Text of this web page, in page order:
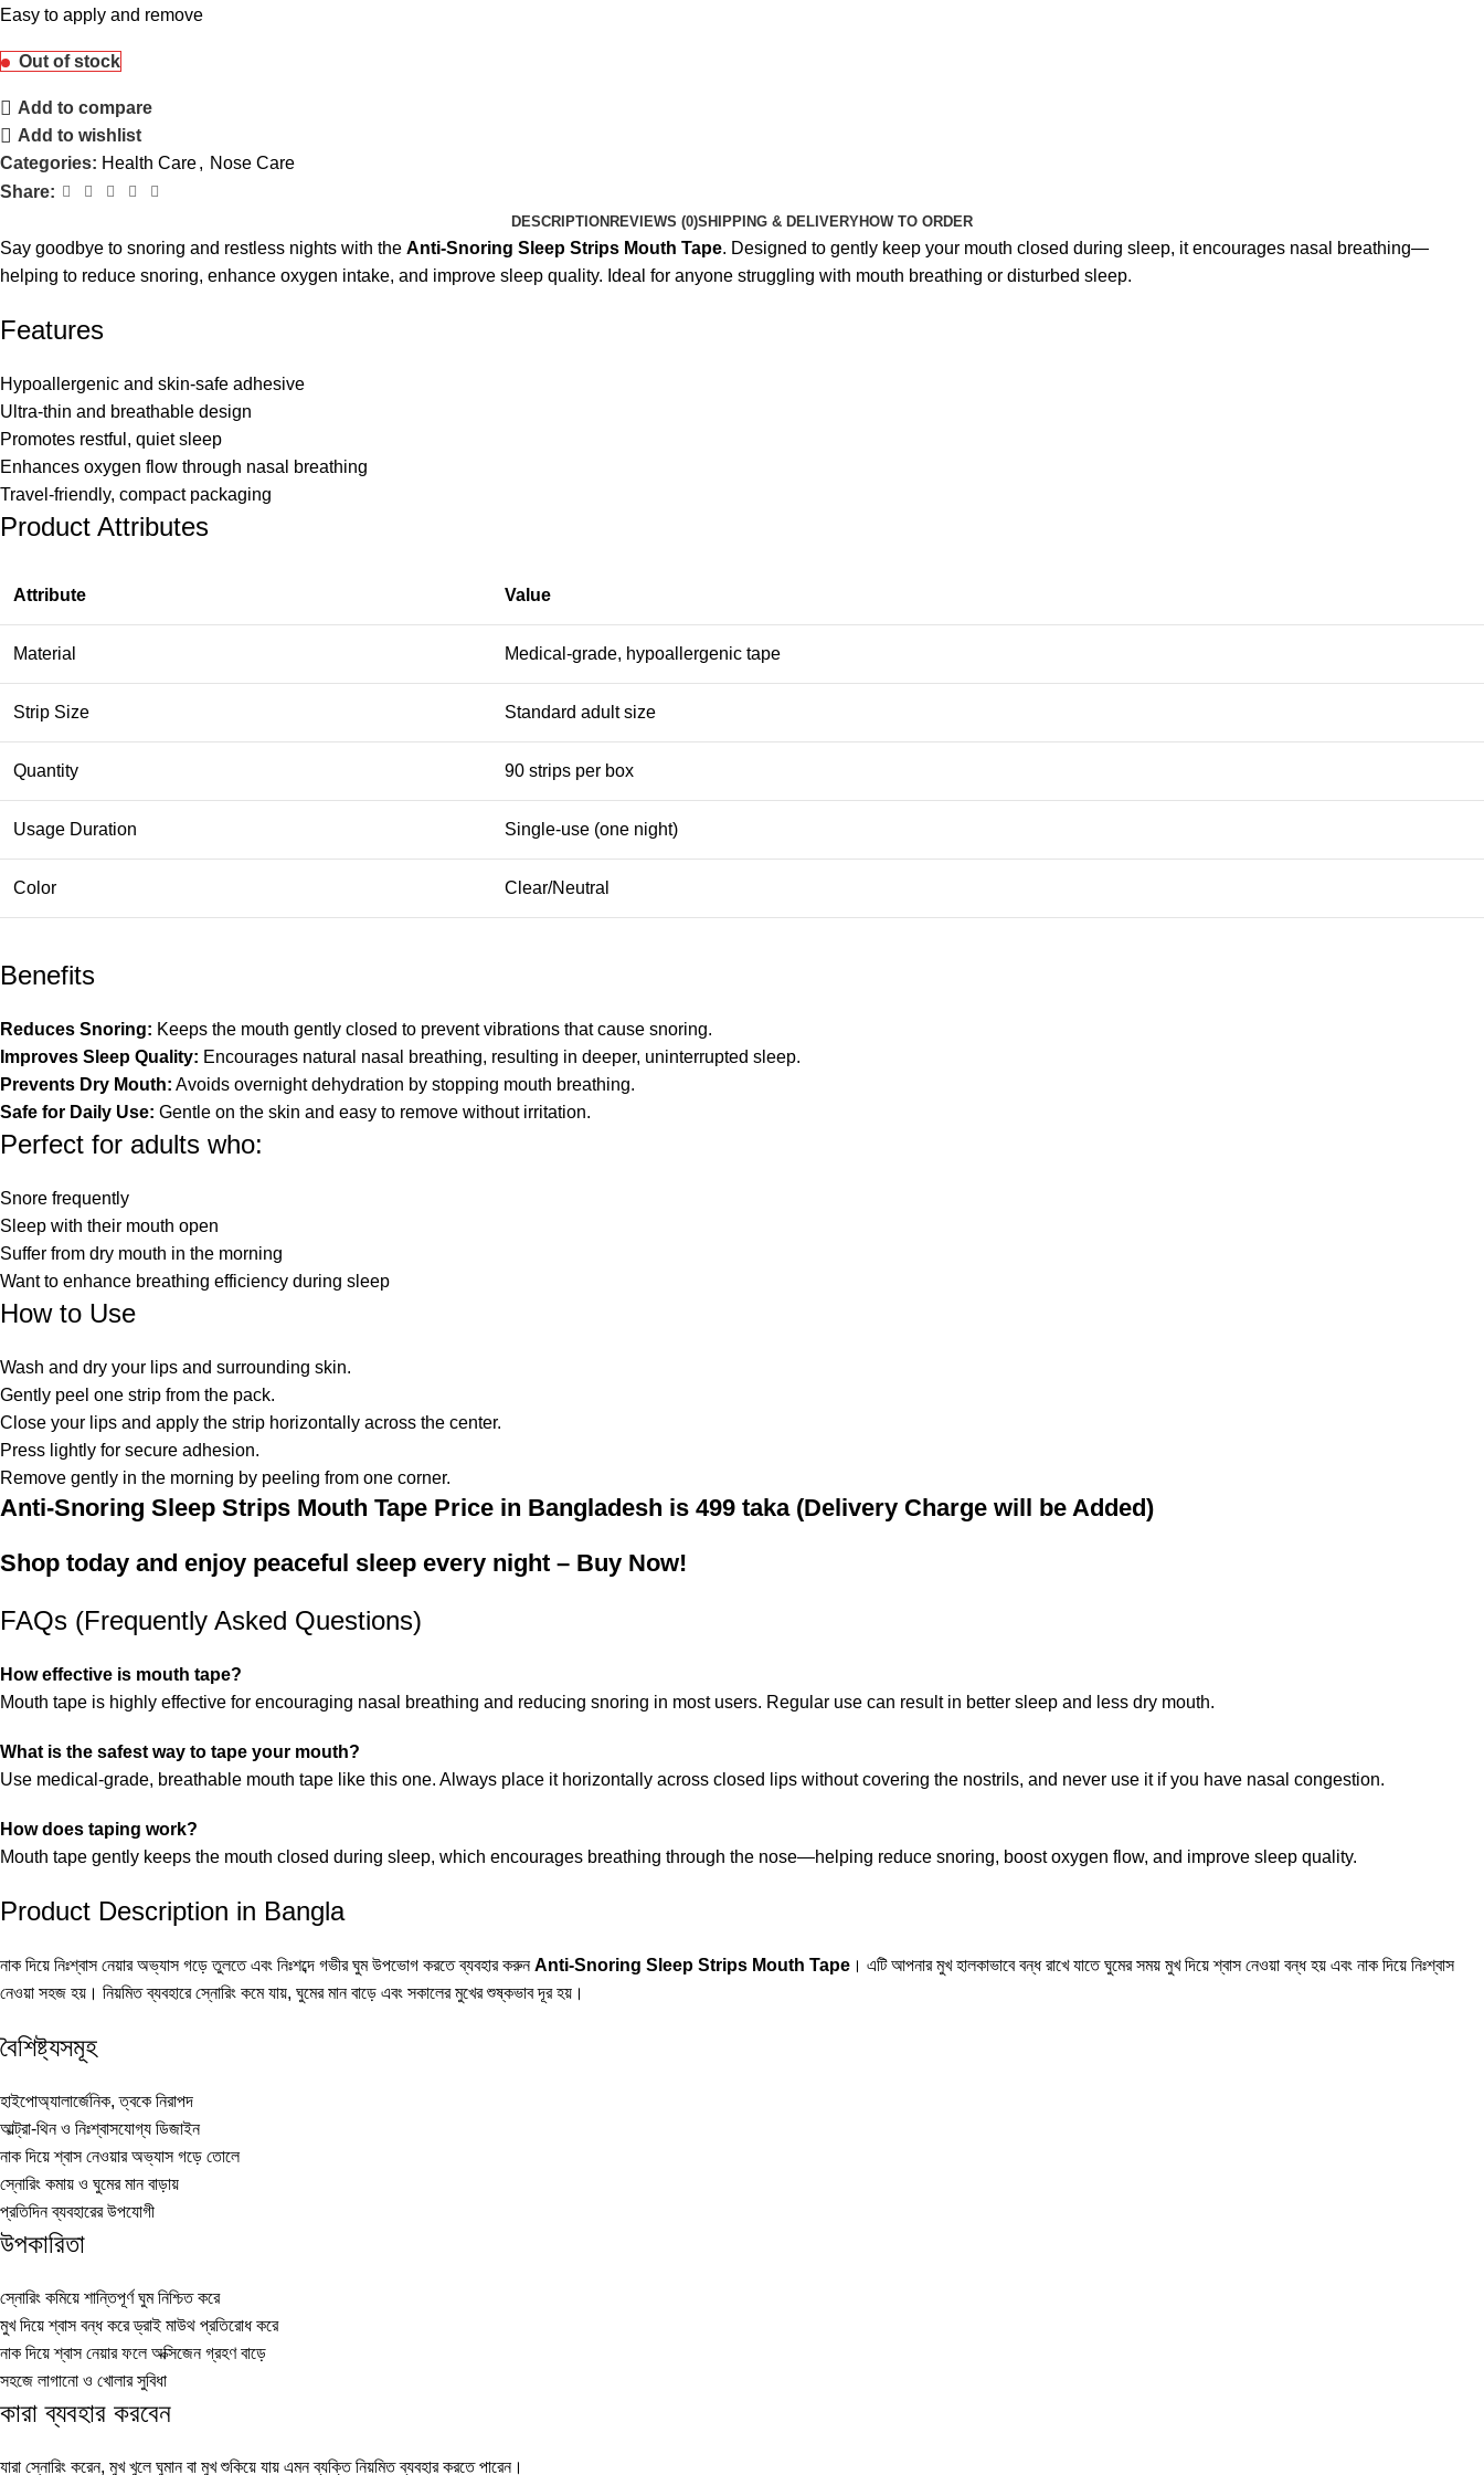
Easy to apply and remove
Out of stock
Add to compare
Add to wishlist
Categories: Health Care, Nose Care
Share:
DESCRIPTIONREVIEWS (0)SHIPPING & DELIVERYHOW TO ORDER
Say goodbye to snoring and restless nights with the Anti-Snoring Sleep Strips Mouth Tape. Designed to gently keep your mouth closed during sleep, it encourages nasal breathing—
helping to reduce snoring, enhance oxygen intake, and improve sleep quality. Ideal for anyone struggling with mouth breathing or disturbed sleep.
Features
Hypoallergenic and skin-safe adhesive
Ultra-thin and breathable design
Promotes restful, quiet sleep
Enhances oxygen flow through nasal breathing
Travel-friendly, compact packaging
Product Attributes
Attribute Value
Material Medical-grade, hypoallergenic tape
Strip Size Standard adult size
Quantity 90 strips per box
Usage Duration Single-use (one night)
Color Clear/Neutral
Benefits
Reduces Snoring: Keeps the mouth gently closed to prevent vibrations that cause snoring.
Improves Sleep Quality: Encourages natural nasal breathing, resulting in deeper, uninterrupted sleep.
Prevents Dry Mouth: Avoids overnight dehydration by stopping mouth breathing.
Safe for Daily Use: Gentle on the skin and easy to remove without irritation.
Perfect for adults who:
Snore frequently
Sleep with their mouth open
Suffer from dry mouth in the morning
Want to enhance breathing efficiency during sleep
How to Use
Wash and dry your lips and surrounding skin.
Gently peel one strip from the pack.
Close your lips and apply the strip horizontally across the center.
Press lightly for secure adhesion.
Remove gently in the morning by peeling from one corner.
Anti-Snoring Sleep Strips Mouth Tape Price in Bangladesh is 499 taka (Delivery Charge will be Added)
Shop today and enjoy peaceful sleep every night – Buy Now!
FAQs (Frequently Asked Questions)
How effective is mouth tape?
Mouth tape is highly effective for encouraging nasal breathing and reducing snoring in most users. Regular use can result in better sleep and less dry mouth.
What is the safest way to tape your mouth?
Use medical-grade, breathable mouth tape like this one. Always place it horizontally across closed lips without covering the nostrils, and never use it if you have nasal congestion.
How does taping work?
Mouth tape gently keeps the mouth closed during sleep, which encourages breathing through the nose—helping reduce snoring, boost oxygen flow, and improve sleep quality.
Product Description in Bangla
নাক দিয়ে নিঃশ্বাস নেয়ার অভ্যাস গড়ে তুলতে এবং নিঃশব্দে গভীর ঘুম উপভোগ করতে ব্যবহার করুনAnti-Snoring Sleep Strips Mouth Tape । এটি আপনার মুখ হালকাভাবে বন্ধ রাখে যাতে ঘুমের সময় মুখ দিয়ে শ্বাস নেওয়া বন্ধ হয় এবং নাক দিয়ে নিঃশ্বাস
নেওয়া সহজ হয়। নিয়মিত ব্যবহারে স্নোরিং কমে যায়, ঘুমের মান বাড়ে এবং সকালের মুখের শুষ্কভাব দূর হয়।
বৈশিষ্ট্যসমূহ
হাইপোঅ্যালার্জেনিক, ত্বকে নিরাপদ
আল্ট্রা-থিন ও নিঃশ্বাসযোগ্য ডিজাইন
নাক দিয়ে শ্বাস নেওয়ার অভ্যাস গড়ে তোলে
স্নোরিং কমায় ও ঘুমের মান বাড়ায়
প্রতিদিন ব্যবহারের উপযোগী
উপকারিতা
স্নোরিং কমিয়ে শান্তিপূর্ণ ঘুম নিশ্চিত করে
মুখ দিয়ে শ্বাস বন্ধ করে ড্রাই মাউথ প্রতিরোধ করে
নাক দিয়ে শ্বাস নেয়ার ফলে অক্সিজেন গ্রহণ বাড়ে
সহজে লাগানো ও খোলার সুবিধা
কারা ব্যবহার করবেন
যারা স্নোরিং করেন, মুখ খুলে ঘুমান বা মুখ শুকিয়ে যায় এমন ব্যক্তি নিয়মিত ব্যবহার করতে পারেন।